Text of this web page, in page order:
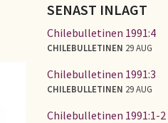
SENAST INLAGT
Chilebulletinen 1991:4
CHILEBULLETINEN 29 AUG
Chilebulletinen 1991:3
CHILEBULLETINEN 29 AUG
Chilebulletinen 1991:1-2